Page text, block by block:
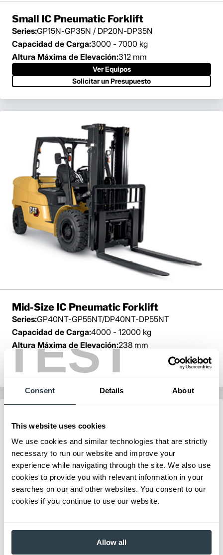
TEST
Consent Details About
This website uses cookies
We use cookies and similar technologies that are strictly
necessary to run our website and improve your
experience while navigating through the site. We also use
cookies to provide you with relevant information in your
searches on our and other websites. You consent to our
cookies if you continue to use our website.
Allow all
Small IC Pneumatic Forklift
Series:GP15N-GP35N / DP20N-DP35N
Capacidad de Carga:3000 - 7000 kg
Altura Máxima de Elevación:312 mm
Ver Equipos
Solicitar un Presupuesto
Mid-Size IC Pneumatic Forklift
Series:GP40NT-GP55NT/DP40NT-DP55NT
Capacidad de Carga:4000 - 12000 kg
Altura Máxima de Elevación:238 mm
Ver Equipos
Solicitar un Presupuesto